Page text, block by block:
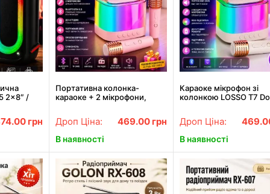
2×8″ /
грн
Портативна колонка-
караоке + 2 мікрофони,
колонка / Блютуз колонка
Дроп Ціна: 469.00 грн
В наявності
Караоке мікрофон зі
колонкою LOSSO T7
Дроп Ціна:
В наявності